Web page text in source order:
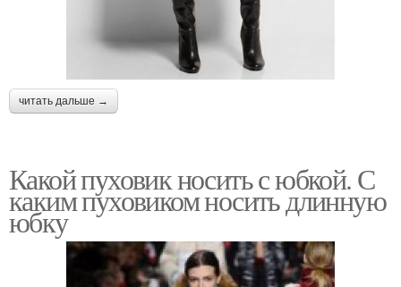
читать дальше →
Какой пуховик носить с юбкой. С
каким пуховиком носить длинную
юбку